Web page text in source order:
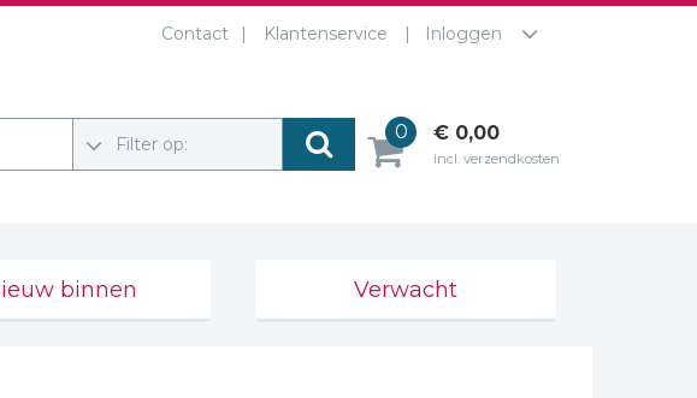
Contact Klantenservice Inloggen
Filter op:
0 € 0,00
incl. verzendkosten
binnen Verwacht